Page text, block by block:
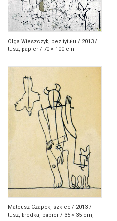
Olga Wieszczyk, bez tytułu / 2013 /
tusz, papier / 70 × 100 cm
Mateusz Czapek, szkice / 2013 /
tusz, kredka, papier / 35 × 35 cm,